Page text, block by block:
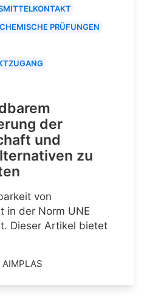
CHEMISCHE PRÜFUNGEN
der
und
zu
von
in der Norm UNE
Dieser Artikel bietet
AIMPLAS